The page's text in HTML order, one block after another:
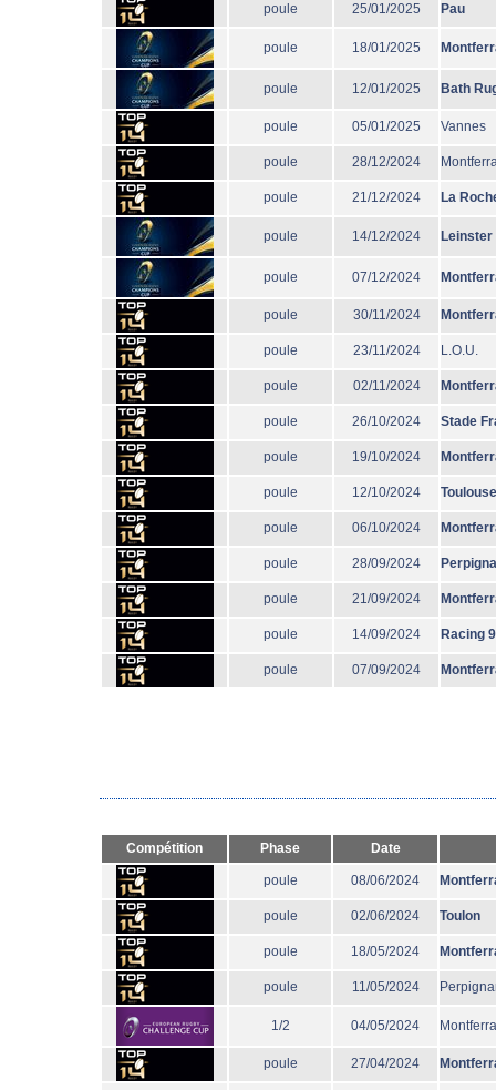
poule 25/01/2025 Pau
poule 18/01/2025
poule 12/01/2025 Bath
poule 05/01/2025 Vannes
poule 28/12/2024
poule 21/12/2024 La
poule 14/12/2024 Leinster
poule 07/12/2024
poule 30/11/2024
poule 23/11/2024 L.O.U.
poule 02/11/2024
poule 26/10/2024 Stade
poule 19/10/2024
poule 12/10/2024 Toulouse
poule 06/10/2024
poule 28/09/2024
poule 21/09/2024
poule 14/09/2024 Racing
poule 07/09/2024
Compétition Phase Date
poule 08/06/2024
poule 02/06/2024 Toulon
poule 18/05/2024
poule 11/05/2024
1/2 04/05/2024
poule 27/04/2024